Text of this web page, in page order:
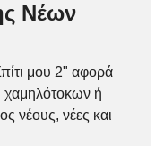
Νέων
μου 2" αφορά
χαμηλότοκων ή
νέους, νέες και